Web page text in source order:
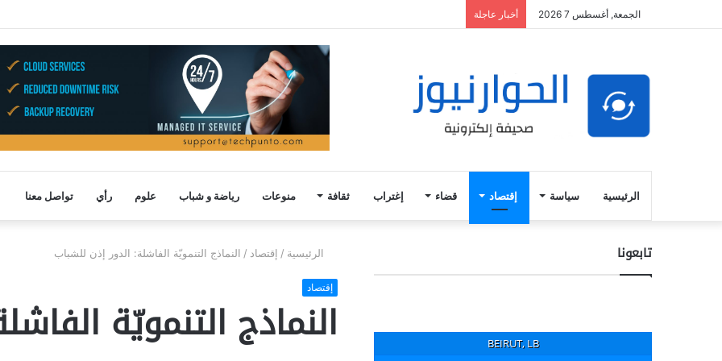
الجمعة, أغسطس 7 2026 أخبار عاجلة
الرئيسية سياسة إقتصاد قضاء إغتراب ثقافة منوعات رياضة و شباب علوم رأي تواصل معنا
الرئيسية / إقتصاد / النماذج التنمويّة الفاشلة: الدور إذن للشباب
إقتصاد
النماذج التنمويّة
تابعونا
BEIRUT, LB